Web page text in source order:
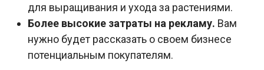
для выращивания и ухода за растениями.
Более высокие затраты на рекламу. Вам
нужно будет рассказать о своем бизнесе
потенциальным покупателям.